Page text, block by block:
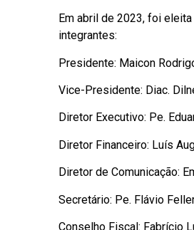
Em abril de 2023, foi
integrantes:
Presidente: Maicon
Vice-Presidente: Diac.
Diretor Executivo: Pe.
Diretor Financeiro: Luís
Diretor de Comunicação:
Secretário: Pe. Flávio
Conselho Fiscal: Fabrício